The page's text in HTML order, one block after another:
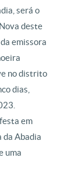
será o
deste
emissora
no distrito
dias,
em
da Abadia
uma